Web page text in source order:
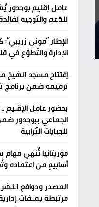
عامل إقليم بوجدور
للدّعم والتّوجيه
الإطار “مونى
الإدارة والتّطوّع في
اِفتتاح مسجد الشيخ
ترميمه ضمن برنامج
بحضور عامل الإقليم
الجماعي ببوجدور
للجبايات التّرابية
موريتانيا تُنهي
أسابيع من اعتماده
المصدر ودوافع
مرتبطة بملفات